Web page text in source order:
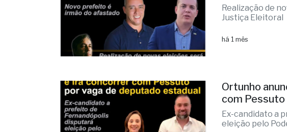
Realização de
Justiça Eleitoral
há 1 mês
Ortunho
com Pessuto
Ex-candidato a
eleição pelo